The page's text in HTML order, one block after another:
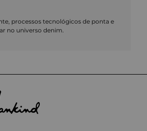
processos tecnológicos de ponta e
no universo denim.